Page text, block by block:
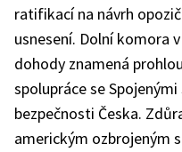
ratifikací na návrh
usnesení. Dolní komora
dohody znamená
spolupráce se
bezpečnosti Česka.
americkým ozbrojeným